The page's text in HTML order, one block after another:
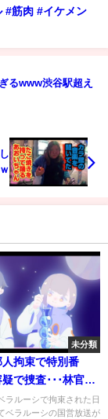
#筋肉 #イケメン
るwww渋谷駅超え
未分類
拘束で特別番
で捜査･･･林官房
抗議
ラルーシで拘束された日
ベラルーシの国営放送が